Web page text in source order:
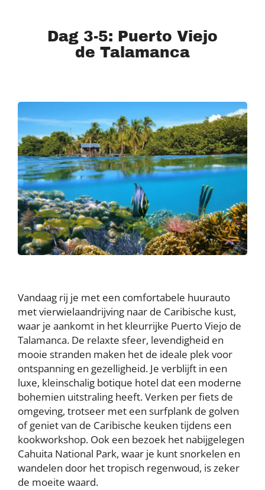
Dag 3-5: Puerto Viejo
de Talamanca
Vandaag rij je met een comfortabele huurauto
met vierwielaandrijving naar de Caribische kust,
waar je aankomt in het kleurrijke Puerto Viejo de
Talamanca. De relaxte sfeer, levendigheid en
mooie stranden maken het de ideale plek voor
ontspanning en gezelligheid. Je verblijft in een
luxe, kleinschalig botique hotel dat een moderne
bohemien uitstraling heeft. Verken per fiets de
omgeving, trotseer met een surfplank de golven
of geniet van de Caribische keuken tijdens een
kookworkshop. Ook een bezoek het nabijgelegen
Cahuita National Park, waar je kunt snorkelen en
wandelen door het tropisch regenwoud, is zeker
de moeite waard.